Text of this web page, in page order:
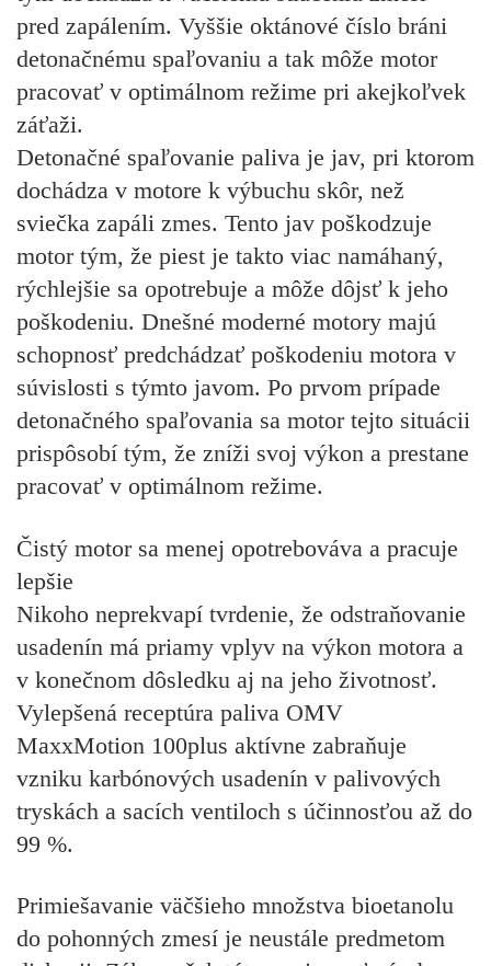
pred zapálením. Vyššie oktánové číslo bráni
detonačnému spaľovaniu a tak môže motor
pracovať v optimálnom režime pri akejkoľvek
záťaži.
Detonačné spaľovanie paliva je jav, pri ktorom
dochádza v motore k výbuchu skôr, než
sviečka zapáli zmes. Tento jav poškodzuje
motor tým, že piest je takto viac namáhaný,
rýchlejšie sa opotrebuje a môže dôjsť k jeho
poškodeniu. Dnešné moderné motory majú
schopnosť predchádzať poškodeniu motora v
súvislosti s týmto javom. Po prvom prípade
detonačného spaľovania sa motor tejto situácii
prispôsobí tým, že zníži svoj výkon a prestane
pracovať v optimálnom režime.
Čistý motor sa menej opotrebováva a pracuje
lepšie
Nikoho neprekvapí tvrdenie, že odstraňovanie
usadenín má priamy vplyv na výkon motora a
v konečnom dôsledku aj na jeho životnosť.
Vylepšená receptúra paliva OMV
MaxxMotion 100plus aktívne zabraňuje
vzniku karbónových usadenín v palivových
tryskách a sacích ventiloch s účinnosťou až do
99 %.
Primiešavanie väčšieho množstva bioetanolu
do pohonných zmesí je neustále predmetom